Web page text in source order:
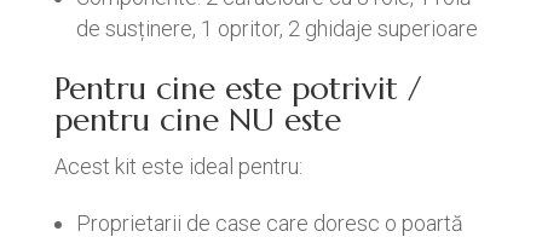
de susținere, 1 opritor, 2 ghidaje superioare
Pentru cine este potrivit /
pentru cine NU este
Acest kit este ideal pentru:
Proprietarii de case care doresc o poartă